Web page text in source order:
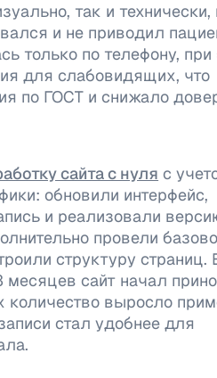
так и технически,
и не приводил
только по телефону, при
для слабовидящих, что
по ГОСТ и снижало
сайта с нуля с
обновили интерфейс,
и реализовали
провели
структуру страниц.
сайт начал
количество выросло
стал удобнее для